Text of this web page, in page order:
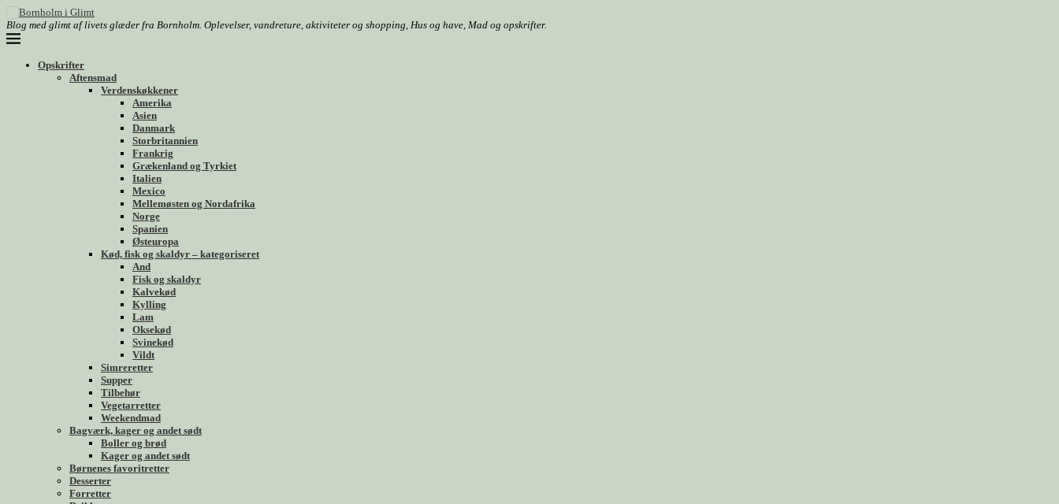
Blog med glimt af livets glæder fra Bornholm. Oplevelser, vandreture, aktiviteter og shopping, Hus og have, Mad og opskrifter.
Opskrifter
Aftensmad
Verdenskøkkener
Amerika
Asien
Danmark
Storbritannien
Frankrig
Grækenland og Tyrkiet
Italien
Mexico
Mellemøsten og Nordafrika
Norge
Spanien
Østeuropa
Kød, fisk og skaldyr – kategoriseret
And
Fisk og skaldyr
Kalvekød
Kylling
Lam
Oksekød
Svinekød
Vildt
Simreretter
Supper
Tilbehør
Vegetarretter
Weekendmad
Bagværk, kager og andet sødt
Boller og brød
Kager og andet sødt
Børnenes favoritretter
Desserter
Forretter